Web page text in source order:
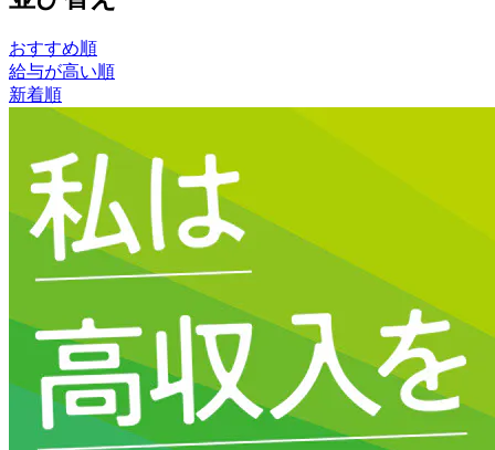
おすすめ順
給与が高い順
新着順